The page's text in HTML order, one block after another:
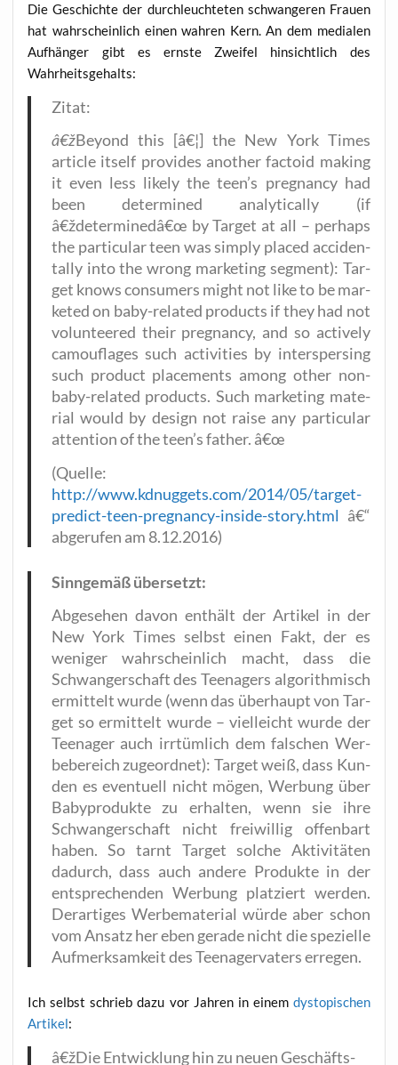
Die Geschich­te der durch­leuch­te­ten schwan­ge­ren Frau­en
hat wahr­schein­lich einen wah­ren Kern. An dem media­len
Auf­hän­ger gibt es erns­te Zwei­fel hin­sicht­lich des
Wahrheitsgehalts:
Zitat:
â€žBey­ond this [â€¦] the New York Times
artic­le its­elf pro­vi­des ano­ther fac­to­id making
it even less likely the teen’s pregnan­cy had
been deter­mi­ned ana­ly­ti­cal­ly (if
â€ždeterminedâ€œ by Tar­get at all – per­haps
the par­ti­cu­lar teen was sim­ply pla­ced acci­den­
tal­ly into the wrong mar­ke­ting seg­ment): Tar­
get knows con­su­mers might not like to be mar­
ke­ted on baby-rela­ted pro­ducts if they had not
vol­un­tee­red their pregnan­cy, and so actively
camou­fla­ges such acti­vi­ties by inters­per­sing
such pro­duct pla­ce­ments among other non-
baby-rela­ted pro­ducts. Such mar­ke­ting mate­
ri­al would by design not rai­se any par­ti­cu­lar
atten­ti­on of the teen’s father. â€œ
(Quel­le:
http://www.kdnuggets.com/2014/05/target-
predict-teen-pregnancy-inside-story.html â€“
abge­ru­fen am 8.12.2016)
Sinn­ge­mäß übersetzt:
Abge­se­hen davon ent­hält der Arti­kel in der
New York Times selbst einen Fakt, der es
weni­ger wahr­schein­lich macht, dass die
Schwan­ger­schaft des Teen­agers algo­rith­misch
ermit­telt wur­de (wenn das über­haupt von Tar­
get so ermit­telt wur­de – viel­leicht wur­de der
Teen­ager auch irr­tüm­lich dem fal­schen Wer­
be­be­reich zuge­ord­net): Tar­get weiß, dass Kun­
den es even­tu­ell nicht mögen, Wer­bung über
Baby­pro­duk­te zu erhal­ten, wenn sie ihre
Schwan­ger­schaft nicht frei­wil­lig offen­bart
haben. So tarnt Tar­get sol­che Akti­vi­tä­ten
dadurch, dass auch ande­re Pro­duk­te in der
ent­spre­chen­den Wer­bung plat­ziert wer­den.
Der­ar­ti­ges Wer­be­ma­te­ri­al wür­de aber schon
vom Ansatz her eben gera­de nicht die spe­zi­el­le
Auf­merk­sam­keit des Teen­ager­va­ters erregen.
Ich selbst schrieb dazu vor Jah­ren in einem dys­to­pi­schen
Arti­kel:
â€žDie Ent­wick­lung hin zu neu­en Geschäfts­